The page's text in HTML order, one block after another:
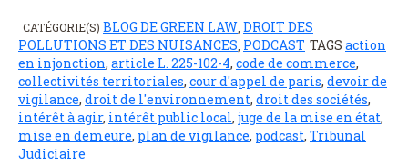
CATÉGORIE(S) BLOG DE GREEN LAW DROIT DES
POLLUTIONS ET DES NUISANCES PODCAST TAGS action
en injonction, article L. 225-102-4, code de commerce,
collectivités territoriales, cour d'appel de paris, devoir de
vigilance, droit de l'environnement, droit des sociétés,
intérêt à agir, intérêt public local, juge de la mise en état,
mise en demeure, plan de vigilance, podcast, Tribunal
Judiciaire